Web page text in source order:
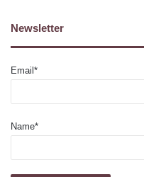
Newsletter
Email*
Name*